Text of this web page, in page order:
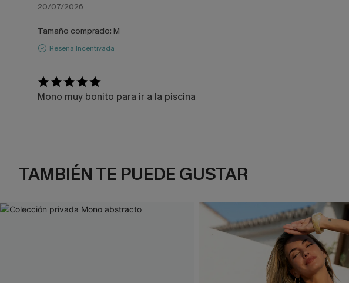
20/07/2026
Tamaño comprado: M
Reseña Incentivada
Mono muy bonito para ir a la piscina
TAMBIÉN TE PUEDE GUSTAR